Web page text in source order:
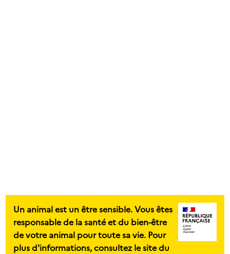
Un animal est un être sensible. Vous êtes
responsable de la santé et du bien-être
de votre animal pour toute sa vie. Pour
plus d'informations, consultez le site du